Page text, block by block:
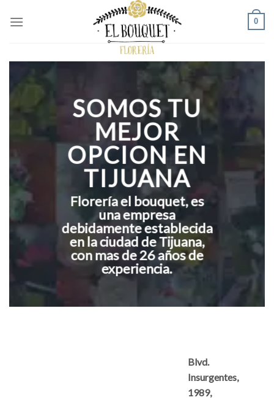
0
SOMOS TU
MEJOR
OPCION EN
TIJUANA
Florería el bouquet, es
una empresa
debidamente establecida
en la ciudad de Tijuana,
con mas de 26 años de
experiencia.
Blvd.
Insurgentes,
1989,